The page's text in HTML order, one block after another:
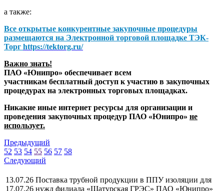
а также:
Все открытые конкурентные закупочные процедуры
размещаются на Электронной торговой площадке ТЭК-
Торг https://tektorg.ru/
Важно знать!
ПАО «Юнипро» обеспечивает всем
участникам бесплатный доступ к участию в закупочных
процедурах на электронных торговых площадках.
Никакие иные интернет ресурсы для организации и
проведения закупочных процедур ПАО «Юнипро» не
использует.
Предыдущий
52 53 54 55 56 57 58
Следующий
13.07.26
17.07.26
Поставка трубной продукции в ППУ изоляции для
нужд филиала «Шатурская ГРЭС» ПАО «Юнипро»